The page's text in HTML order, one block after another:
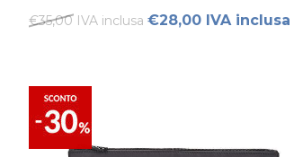
€35,00 IVA inclusa €28,00 IVA inclusa